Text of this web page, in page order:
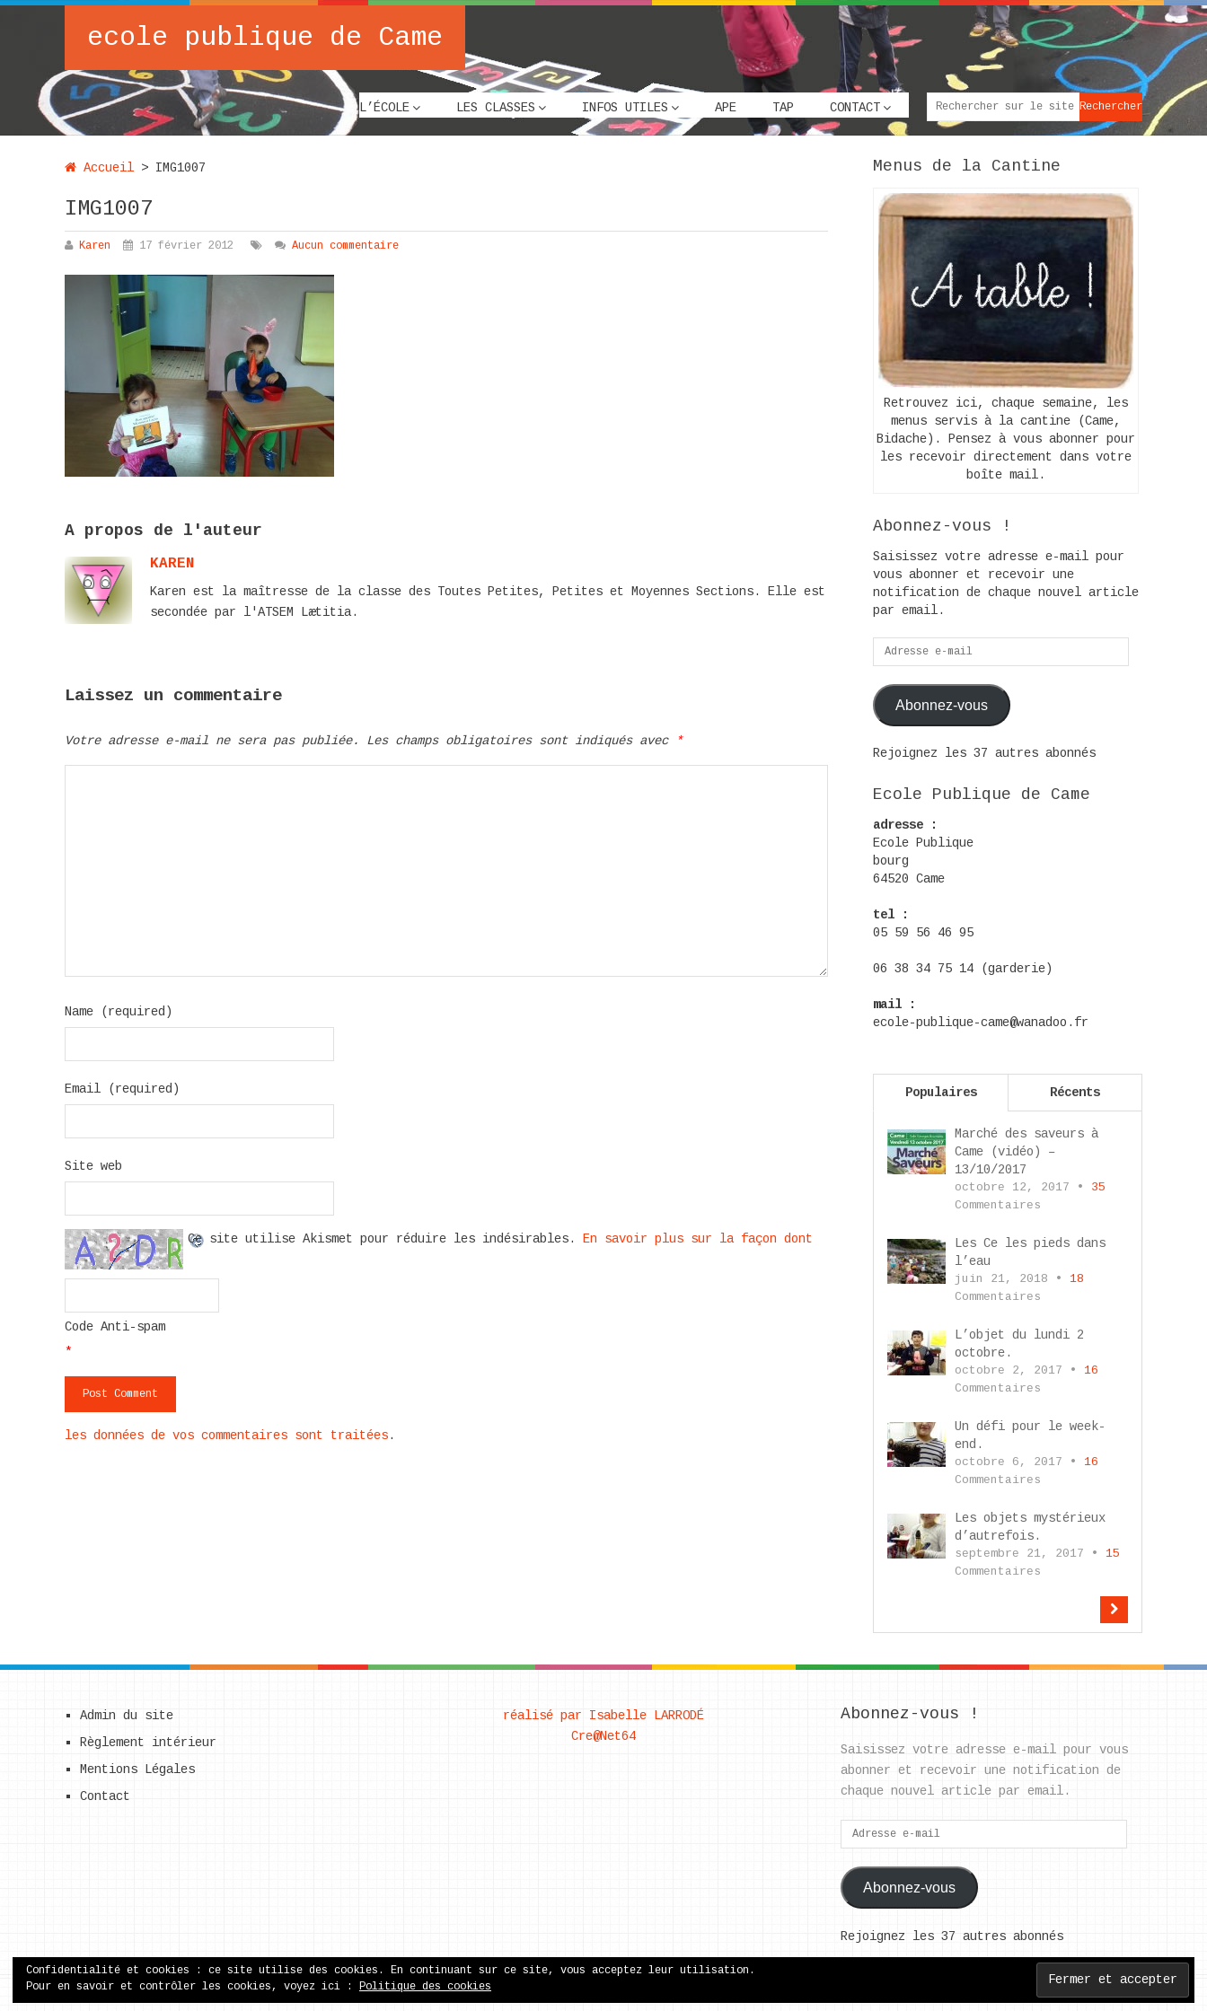
ecole publique de Came
L’ÉCOLE LES CLASSES INFOS UTILES APE TAP CONTACT
Accueil > IMG1007
IMG1007
Karen 17 février 2012 Aucun commentaire
A propos de l'auteur
KAREN
Karen est la maîtresse de la classe des Toutes Petites, Petites et Moyennes Sections. Elle est
secondée par l'ATSEM Lætitia.
Laissez un commentaire
Votre adresse e-mail ne sera pas publiée. Les champs obligatoires sont indiqués avec *
Name (required)
Email (required)
Site web
Code Anti-spam
*
Ce site utilise Akismet pour réduire les indésirables. En savoir plus sur la façon dont
les données de vos commentaires sont traitées.
Menus de la Cantine
Retrouvez ici, chaque semaine, les
menus servis à la cantine (Came,
Bidache). Pensez à vous abonner pour
les recevoir directement dans votre
boîte mail.
Abonnez-vous !
Saisissez votre adresse e-mail pour
vous abonner et recevoir une
notification de chaque nouvel article
par email.
Adresse
e-
mail
Abonnez-vous
Rejoignez les 37 autres abonnés
Ecole Publique de Came
adresse :
Ecole Publique
bourg
64520 Came
tel :
05 59 56 46 95
06 38 34 75 14 (garderie)
mail :
ecole-publique-came@wanadoo.fr
Populaires Récents
Marché des saveurs à
Came (vidéo) –
13/10/2017
octobre 12, 2017 • 35
Commentaires
Les Ce les pieds dans
l’eau
juin 21, 2018 • 18
Commentaires
L’objet du lundi 2
octobre.
octobre 2, 2017 • 16
Commentaires
Un défi pour le week-
end.
octobre 6, 2017 • 16
Commentaires
Les objets mystérieux
d’autrefois.
septembre 21, 2017 • 15
Commentaires
Admin du site
Règlement intérieur
Mentions Légales
Contact
réalisé par Isabelle LARRODÉ
Cre@Net64
Abonnez-vous !
Saisissez votre adresse e-mail pour vous
abonner et recevoir une notification de
chaque nouvel article par email.
Adresse
e-
mail
Abonnez-vous
Rejoignez les 37 autres abonnés
Copyright © 2026. Back to Top
Confidentialité et cookies : ce site utilise des cookies. En continuant sur ce site, vous acceptez leur utilisation.
Pour en savoir et contrôler les cookies, voyez ici : Politique des cookies